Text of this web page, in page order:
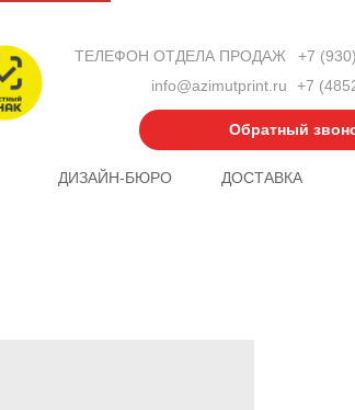
info@azimutprint.ru +7
ДИЗАЙН-БЮРО ДОСТАВКА
Обратный
+7
ТЕЛЕФОН ОТДЕЛА ПРОДАЖ